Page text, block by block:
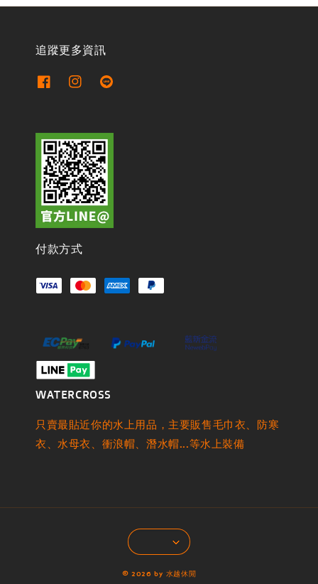
追蹤更多資訊
付款方式
WATERCROSS
只賣最貼近你的水上用品，主要販售毛巾衣、防寒
衣、水母衣、衝浪帽、潛水帽...等水上裝備
© 2026 by 水越休閒